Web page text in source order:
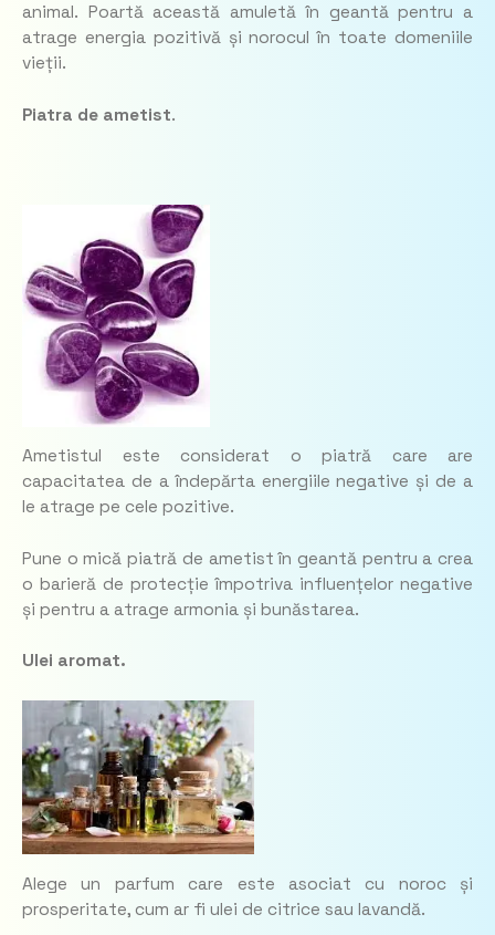
animal. Poartă această amuletă în geantă pentru a
atrage energia pozitivă și norocul în toate domeniile
vieții.
Piatra de ametist.
Ametistul este considerat o piatră care are
capacitatea de a îndepărta energiile negative și de a
le atrage pe cele pozitive.
Pune o mică piatră de ametist în geantă pentru a crea
o barieră de protecție împotriva influențelor negative
și pentru a atrage armonia și bunăstarea.
Ulei aromat.
Alege un parfum care este asociat cu noroc și
prosperitate, cum ar fi ulei de citrice sau lavandă.